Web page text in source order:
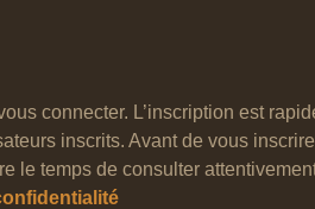
connecter. L’inscription est
inscrits. Avant de vous
le temps de consulter